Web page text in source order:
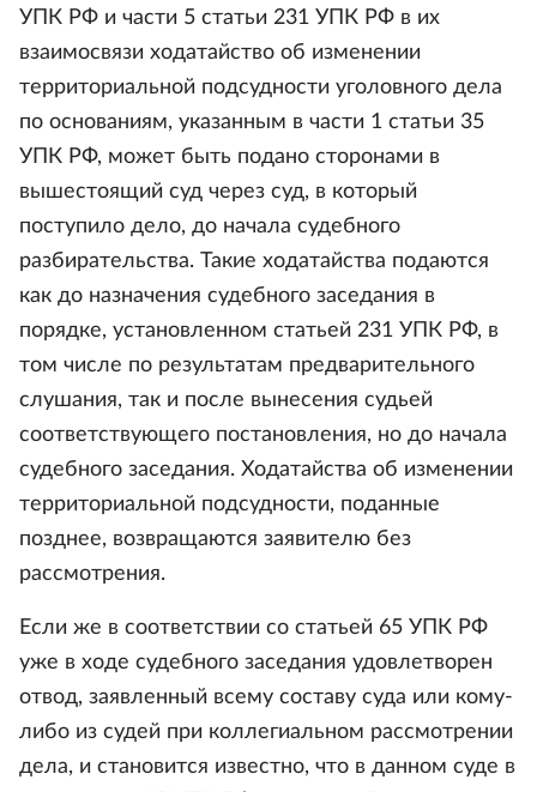
УПК РФ и части 5 статьи 231 УПК РФ в их
взаимосвязи ходатайство об изменении
территориальной подсудности уголовного дела
по основаниям, указанным в части 1 статьи 35
УПК РФ, может быть подано сторонами в
вышестоящий суд через суд, в который
поступило дело, до начала судебного
разбирательства. Такие ходатайства подаются
как до назначения судебного заседания в
порядке, установленном статьей 231 УПК РФ, в
том числе по результатам предварительного
слушания, так и после вынесения судьей
соответствующего постановления, но до начала
судебного заседания. Ходатайства об изменении
территориальной подсудности, поданные
позднее, возвращаются заявителю без
рассмотрения.
Если же в соответствии со статьей 65 УПК РФ
уже в ходе судебного заседания удовлетворен
отвод, заявленный всему составу суда или кому-
либо из судей при коллегиальном рассмотрении
дела, и становится известно, что в данном суде в